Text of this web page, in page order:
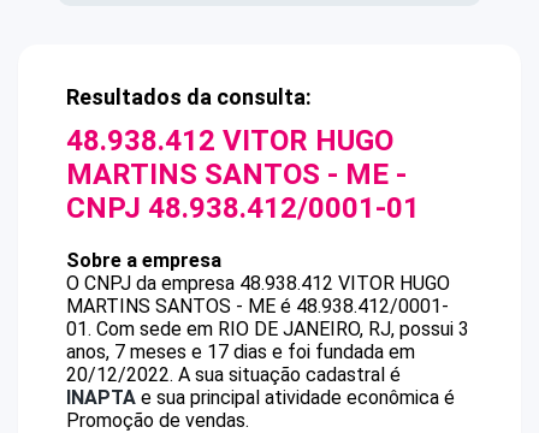
Resultados da consulta:
48.938.412 VITOR HUGO
MARTINS SANTOS - ME -
CNPJ 48.938.412/0001-01
Sobre a empresa
O CNPJ da empresa 48.938.412 VITOR HUGO
MARTINS SANTOS - ME é 48.938.412/0001-
01. Com sede em RIO DE JANEIRO, RJ, possui 3
anos, 7 meses e 17 dias e foi fundada em
20/12/2022. A sua situação cadastral é
INAPTA e sua principal atividade econômica é
Promoção de vendas.